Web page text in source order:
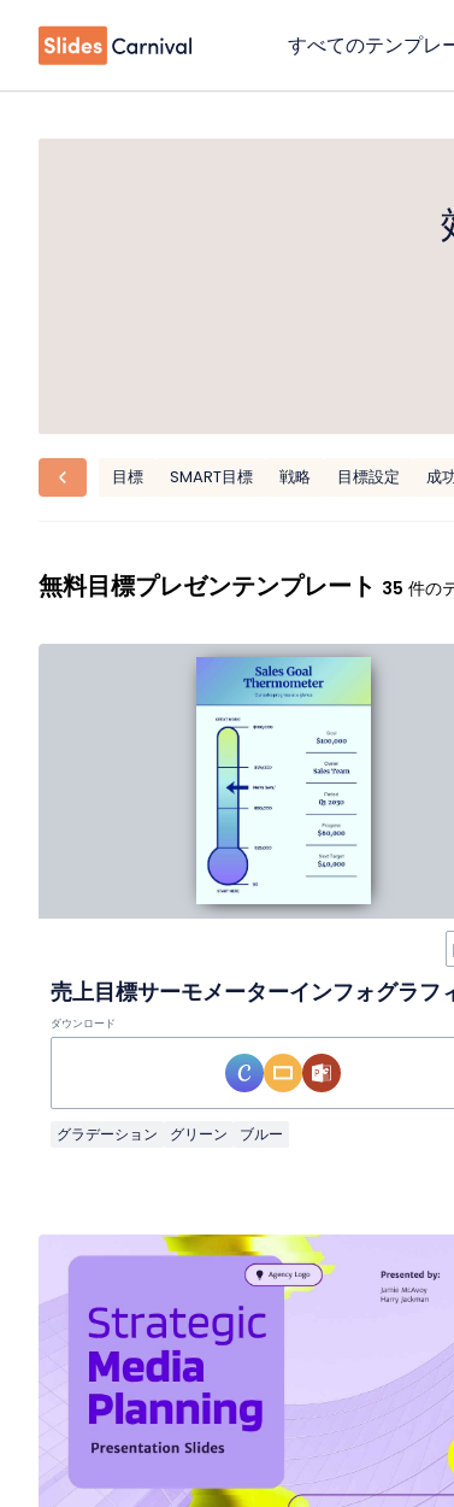
すべてのテンプレ
目標 SMART目標 戦略 目標設定 成
無料目標プレゼンテンプレート 35 件の
売上目標サーモメーターインフォグラフ
ダウンロード
グラデーション グリーン ブルー